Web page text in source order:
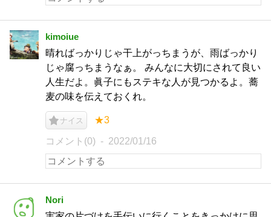
kimoiue
晴ればっかりじゃ干上がっちまうが、雨ばっかり
じゃ腐っちまうなぁ。 みんなに大切にされて良い
人生だよ。眞子にもステキな人が見つかるよ。蕎
麦の味を伝えておくれ。
ナイス ★3
コメント(0) 2022/01/16
Nori